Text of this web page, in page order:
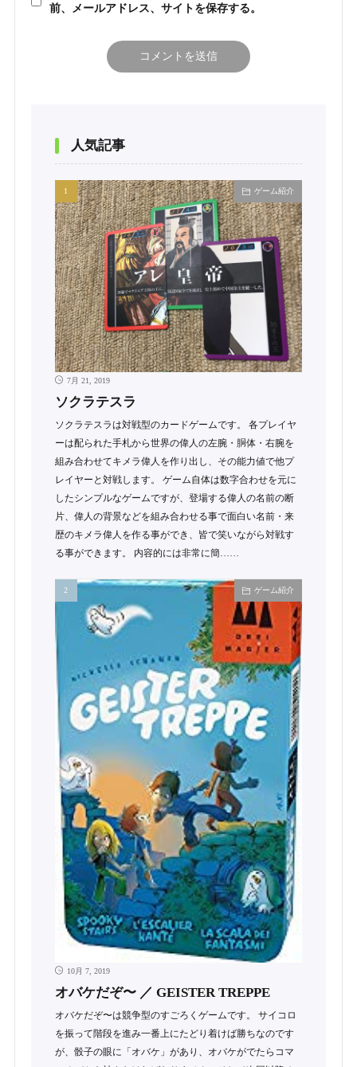
前、メールアドレス、サイトを保存する。
人気記事
ゲーム紹介
7月 21, 2019
ソクラテスラ
ソクラテスラは対戦型のカードゲームです。 各プレイヤ
ーは配られた手札から世界の偉人の左腕・胴体・右腕を
組み合わせてキメラ偉人を作り出し、その能力値で他プ
レイヤーと対戦します。 ゲーム自体は数字合わせを元に
したシンプルなゲームですが、登場する偉人の名前の断
片、偉人の背景などを組み合わせる事で面白い名前・来
歴のキメラ偉人を作る事ができ、皆で笑いながら対戦す
る事ができます。 内容的には非常に簡……
ゲーム紹介
10月 7, 2019
オバケだぞ〜 ／ GEISTER TREPPE
オバケだぞ〜は競争型のすごろくゲームです。 サイコロ
を振って階段を進み一番上にたどり着けば勝ちなのです
が、骰子の眼に「オバケ」があり、オバケがでたらコマ